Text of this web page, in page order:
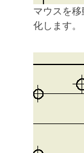
マウスを
化します。